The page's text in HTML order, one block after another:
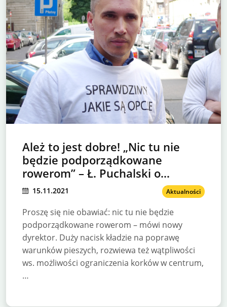
Ależ to jest dobre! „Nic tu nie
będzie podporządkowane
rowerom” – Ł. Puchalski o
Warszawie!
15.11.2021 Aktualności
Proszę się nie obawiać: nic tu nie będzie
podporządkowane rowerom – mówi nowy
dyrektor. Duży nacisk kładzie na poprawę
warunków pieszych, rozwiewa też wątpliwości
ws. możliwości ograniczenia korków w centrum,
…